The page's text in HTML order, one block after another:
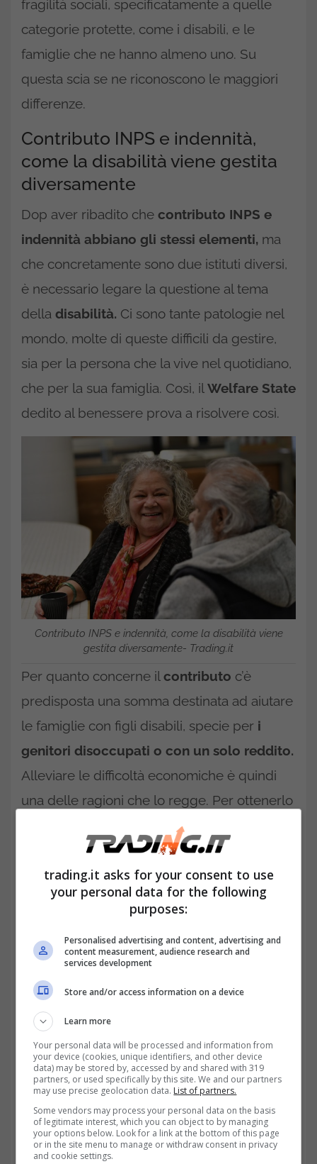
fragilità sociali, specificatamente a quelle
categorie protette, come i disabili, e le
famiglie che ne hanno almeno uno. Su
questa scia se ne riconoscono le maggiori
differenze.
Contributo INPS e indennità,
come la disabilità viene gestita
diversamente
Dop aver ribadito che contributo INPS e
indennità abbiano gli stessi elementi, ma
che concretamente sono due istituti diversi,
è necessario legare la questione al tema
della disabilità. Ci sono tante patologie nel
mondo, molte di queste difficili da gestire,
sia per la persona che la vive nel quotidiano,
che per la sua famiglia. Così, il Welfare State
dedito al benessere prova a risolvere così.
Contributo INPS e indennità, come la disabilità viene
gestita diversamente- Trading.it
Per quanto concerne il contributo c’è
predisposta una somma destinata ad aiutare
le famiglie con figli disabili, specie per i
genitori disoccupati o con un solo reddito.
Alleviare le difficoltà economiche è quindi
una delle ragioni che lo regge. Per ottenerlo
bisogna che il genitore che lo richiede sia
disoccupato o ci sia un solo reddito. Il figlio a
carico deve avere lacertificazione della
disabilità secondo Legge n. 104 del 1992.
Anchel’ISEEdeve rispettare una soglia,
deve essere entro i 3 mila euro, e l’importo
trading.it asks for your consent to use
your personal data for the following
purposes:
Personalised advertising and content, advertising and
content measurement, audience research and
services development
Store and/or access information on a device
Learn more
Your personal data will be processed and information from
your device (cookies, unique identifiers, and other device
data) may be stored by, accessed by and shared with 319
partners, or used specifically by this site. We and our partners
may use precise geolocation data. List of partners.
Some vendors may process your personal data on the basis
of legitimate interest, which you can object to by managing
your options below. Look for a link at the bottom of this page
or in the site menu to manage or withdraw consent in privacy
and cookie settings.